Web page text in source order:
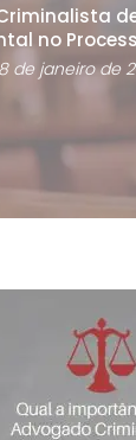
no
8 de janeiro de